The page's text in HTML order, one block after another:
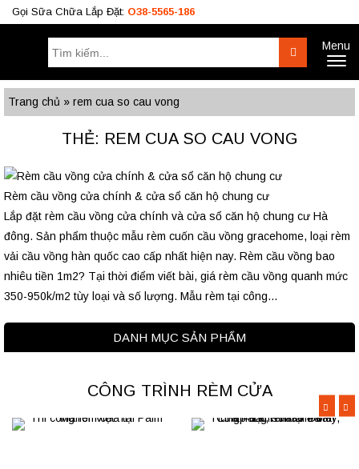
Gọi Sữa Chữa Lắp Đặt: O38-5565-186
Tìm
kiếm:
SearchMenu
Công Trình
O38.5565.186
Trang chủ » rem cua so cau vong
THẺ: REM CUA SO CAU VONG
Rèm cầu vồng cửa chính & cửa sổ căn hộ chung cư
Lắp đặt rèm cầu vồng cửa chính và cửa sổ căn hộ chung cư Hà
đông. Sản phẩm thuộc mẫu rèm cuốn cầu vồng gracehome, loại rèm
vải cầu vồng hàn quốc cao cấp nhất hiện nay. Rèm cầu vồng bao
nhiêu tiền 1m2? Tại thời điểm viết bài, giá rèm cầu vồng quanh mức
350-950k/m2 tùy loại và số lượng. Mẫu rèm tại công...
DANH MỤC SẢN PHẨM
CÔNG TRÌNH RÈM CỬA